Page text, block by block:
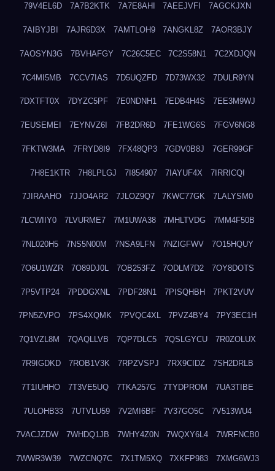
79V4EL6D 7A7B2KTK 7A7E8AHI 7AEEJVFI 7AGCKJXN
7AIBYJBI 7AJR6D3X 7AMTLOH9 7ANGKL8Z 7AOR3BJY
7AOSYN3G 7BVHAFGY 7C26C5EC 7C2S58N1 7C2XDJQN
7C4MI5MB 7CCV7IAS 7D5UQZFD 7D73WX32 7DULR9YN
7DXTFT0X 7DYZC5PF 7E0NDNH1 7EDB4H4S 7EE3M9WJ
7EUSEMEI 7EYNVZ6I 7FB2DR6D 7FE1WG6S 7FGV6NG8
7FKTW3MA 7FRYD8I9 7FX48QP3 7GDV0B8J 7GER99GF
7H8E1KTR 7H8LPLGJ 7I854907 7IAYUF4X 7IRRICQI
7JIRAAHO 7JJO4AR2 7JLOZ9Q7 7KWC77GK 7LALYSM0
7LCWIIY0 7LVURME7 7M1UWA38 7MHLTVDG 7MM4F50B
7NL020H5 7NS5N00M 7NSA9LFN 7NZIGFWV 7O15HQUY
7O6U1WZR 7O89DJ0L 7OB253FZ 7ODLM7D2 7OY8DOTS
7P5VTP24 7PDDGXNL 7PDF28N1 7PISQHBH 7PKT2VUV
7PN5ZVPO 7PS4XQMK 7PVQC4XL 7PVZ4BY4 7PY3EC1H
7Q1VZL8M 7QAQLLVB 7QP7DLC5 7QSLGYCU 7R0ZOLUX
7R9IGDKD 7ROB1V3K 7RPZVSPJ 7RX9CIDZ 7SH2DRLB
7T1IUHHO 7T3VE5UQ 7TKA257G 7TYDPROM 7UA3TIBE
7ULOHB33 7UTVLU59 7V2MI6BF 7V37GO5C 7V513WU4
7VACJZDW 7WHDQ1JB 7WHY4Z0N 7WQXY6L4 7WRFNCB0
7WWR3W39 7WZCNQ7C 7X1TM5XQ 7XKFP983 7XMG6WJ3